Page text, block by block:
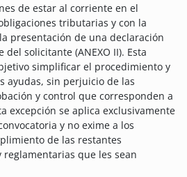
de estar al corriente en el
tributarias y con la
presentación de una declaración
solicitante (ANEXO II). Esta
simplificar el procedimiento y
ayudas, sin perjuicio de las
y control que corresponden a
excepción se aplica exclusivamente
y no exime a los
de las restantes
reglamentarias que les sean